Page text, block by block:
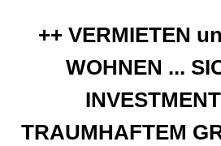
++ VERMIETEN
WOHNEN ...
TRAUMHAFTEM